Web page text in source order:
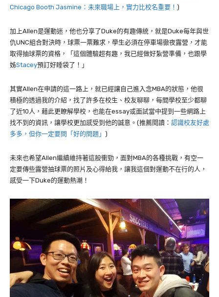
Chicago Booth Jasmine：未來職場上，實力比校名重要！ )
加上Allen是運動迷，他也分享了Duke的有趣傳統，就是Duke每年與世
仇UNC組合對決時，球票一票難求，學生必須在停車場徹夜露營，才能
取得抽球票的資格，「這個體驗超有趣，我已經做好紮營準備，也跟學
姊Stacey預訂好睡袋了！」
其實Allen在申請的這一路上，就已經讓自己進入念MBA的狀態，他很
積極的透過我的介紹，找了許多在校生、校友聊聊，每間學校至少都聊
了近10 人，藉此更瞭解學校，也能在essay或面試當中提到一些網路上
找不到的資訊，讓學校更加感受到他的誠意。(推薦閱讀： 認識校友好處
多多，但你一定要問「好的問題」 )
未來也希望Allen繼續維持著這股衝勁，面對MBA的各種挑戰，有空一
定要傳些露營抽球票的照片及心得給我，讓我這個對運動不在行的人，
感受一下Duke的運動熱潮！